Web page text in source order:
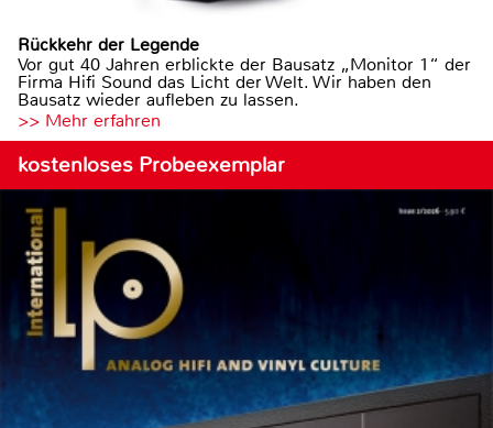
Rückkehr der Legende
Vor gut 40 Jahren erblickte der Bausatz „Monitor 1“ der
Firma Hifi Sound das Licht der Welt. Wir haben den
Bausatz wieder aufleben zu lassen.
>> Mehr erfahren
kostenloses Probeexemplar